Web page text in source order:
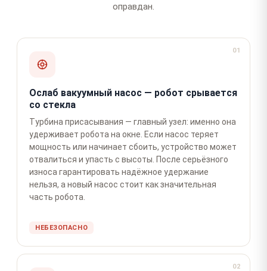
оправдан.
01
Ослаб вакуумный насос — робот срывается
со стекла
Турбина присасывания — главный узел: именно она
удерживает робота на окне. Если насос теряет
мощность или начинает сбоить, устройство может
отвалиться и упасть с высоты. После серьёзного
износа гарантировать надёжное удержание
нельзя, а новый насос стоит как значительная
часть робота.
НЕБЕЗОПАСНО
02